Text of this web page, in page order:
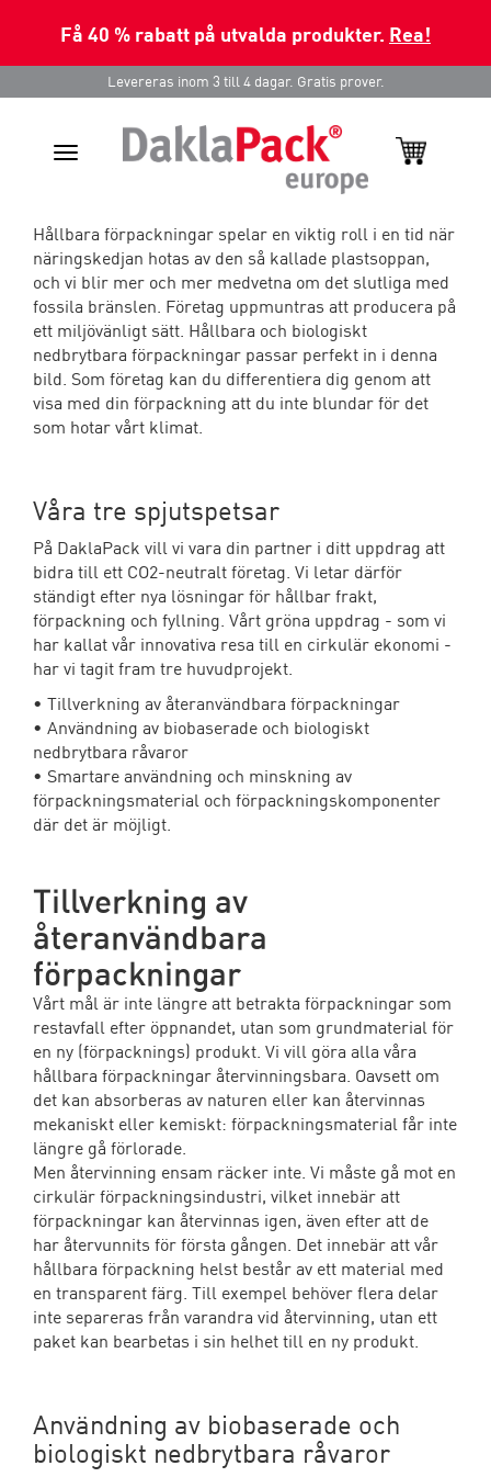
Få 40 % rabatt på utvalda produkter. Rea!
Levereras inom 3 till 4 dagar. Gratis prover.
Toggle
Hållbara förpackningar spelar en viktig roll i en tid när
näringskedjan hotas av den så kallade plastsoppan,
och vi blir mer och mer medvetna om det slutliga med
fossila bränslen. Företag uppmuntras att producera på
ett miljövänligt sätt. Hållbara och biologiskt
nedbrytbara förpackningar passar perfekt in i denna
bild. Som företag kan du differentiera dig genom att
visa med din förpackning att du inte blundar för det
som hotar vårt klimat.
Våra tre spjutspetsar
På DaklaPack vill vi vara din partner i ditt uppdrag att
bidra till ett CO2-neutralt företag. Vi letar därför
ständigt efter nya lösningar för hållbar frakt,
förpackning och fyllning. Vårt gröna uppdrag - som vi
har kallat vår innovativa resa till en cirkulär ekonomi -
har vi tagit fram tre huvudprojekt.
• Tillverkning av återanvändbara förpackningar
• Användning av biobaserade och biologiskt
nedbrytbara råvaror
• Smartare användning och minskning av
förpackningsmaterial och förpackningskomponenter
där det är möjligt.
Tillverkning av
återanvändbara
förpackningar
Vårt mål är inte längre att betrakta förpackningar som
restavfall efter öppnandet, utan som grundmaterial för
en ny (förpacknings) produkt. Vi vill göra alla våra
hållbara förpackningar återvinningsbara. Oavsett om
det kan absorberas av naturen eller kan återvinnas
mekaniskt eller kemiskt: förpackningsmaterial får inte
längre gå förlorade.
Men återvinning ensam räcker inte. Vi måste gå mot en
cirkulär förpackningsindustri, vilket innebär att
förpackningar kan återvinnas igen, även efter att de
har återvunnits för första gången. Det innebär att vår
hållbara förpackning helst består av ett material med
en transparent färg. Till exempel behöver flera delar
inte separeras från varandra vid återvinning, utan ett
paket kan bearbetas i sin helhet till en ny produkt.
Användning av biobaserade och
biologiskt nedbrytbara råvaror